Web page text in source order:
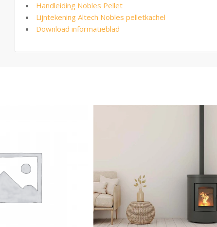
Handleiding Nobles Pellet
Lijntekening Altech Nobles pelletkachel
Download informatieblad